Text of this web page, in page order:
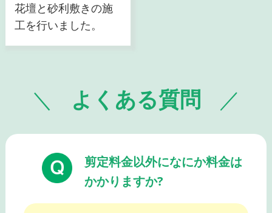
花壇と砂利敷きの施
工を行いました。
よくある質問
剪定料金以外になにか料金は
かかりますか?